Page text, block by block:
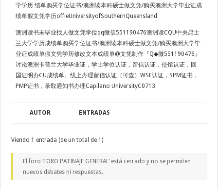
学学历 绩单购买学位证书/澳洲读本科硕士做文凭/购买澳洲大学毕业证成
绩单假文凭学历offieUniversityofSouthernQueensland
澳洲读书未毕业找人做文凭学位qq微信551190476澳洲读CQU中央昆士
兰大学学历成绩单购买学位证书/澳洲读本科硕士做文凭/购买澳洲大学毕
业证成绩单假文凭学历修改文本成绩单@文凭制作『Q◆微551190476』
讨论澳洲卡普兰大学毕业证，学士学位认证，留信认证，使馆认证，回
国证明办CU成绩单。线上办理留信认证（可查）WSE认证，SPM证书，
PMP证书，录取通知书办理Capilano UniversityC0713
AUTOR ENTRADAS
Viendo 1 entrada (de un total de 1)
El foro ‘FORO PATINAJE GENERAL’ está cerrado y no se permiten
nuevos debates ni respuestas.